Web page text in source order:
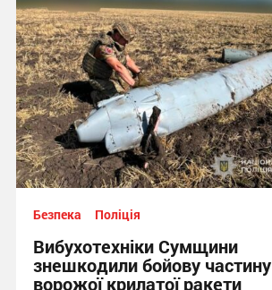
Безпека Поліція
Вибухотехніки Сумщини
знешкодили бойову частину
ворожої крилатої ракети